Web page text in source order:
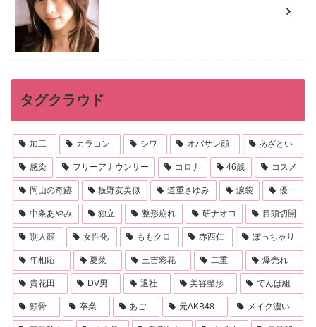
タグクラウド
加工 カラコン シワ オバサン顔 あざとい
感染 フリーアナウンサー コロナ 46歳 コスメ
岡山の奇跡 板野友美似 道重さゆみ 涙袋 優一
中条あやみ 独立 整形崩れ 研ナオコ 目頭切開
別人顔 女性化 ももクロ 赤西仁 ぽっちゃり
年相応 夏菜 三吉彩花 二重 爆売れ
貴花田 DV男 退社 美容整形 でんぱ組
頬骨 卒業 あご 元AKB48 メイク濃い